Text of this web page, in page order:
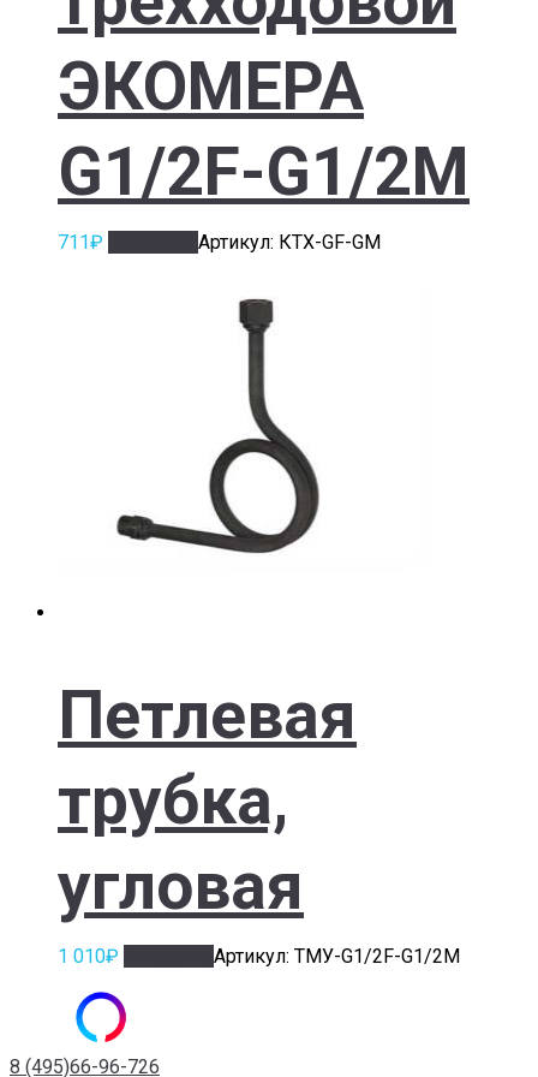
ЭКОМЕРА
G1/2F-G1/2M
711₽ Артикул: КТХ-GF-GM
Петлевая
трубка,
угловая
1 010₽ Артикул: ТМУ-G1/2F-G1/2M
8 (495)66-96-726